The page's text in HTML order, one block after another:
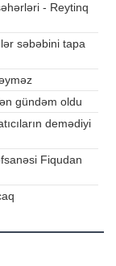
- Reytinq
səbəbini tapa
gündəm oldu
demədiyi
Fiqudan